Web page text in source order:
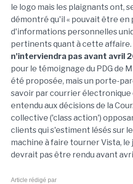
le logo mais les plaignants ont,
démontré qu'il « pouvait être en
d'informations personnelles
pertinents quant à cette affaire.
n'interviendra pas avant avril
pour le témoignage du PDG de
été proposée, mais un porte-
savoir par courrier électronique
entendu aux décisions de la
collective ('class action')
clients qui s'estiment lésés sur
machine à faire tourner Vista,
devrait pas être rendu avant
Article rédigé par